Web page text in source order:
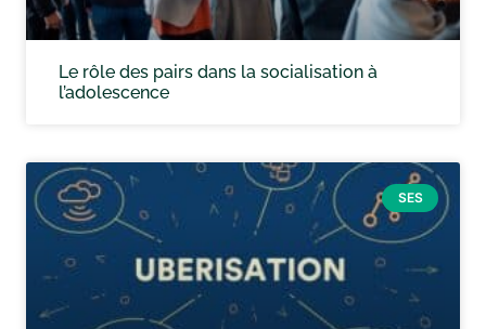
Le rôle des pairs dans la socialisation à
l’adolescence
SES